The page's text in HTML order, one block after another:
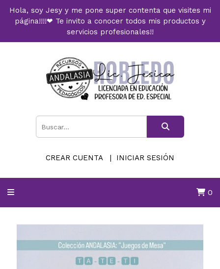
Hola, soy Jesy y me pone super contenta que visites mi
página!!!!❤ Te invito a conocer todos mis productos y
servicios profesionales!!
CREAR CUENTA INICIAR SESIÓN
0